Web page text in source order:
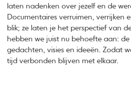
laten nadenken over jezelf en de
Documentaires verruimen, verrijken
blik; ze laten je het perspectief van
hebben we juist nu behoefte aan:
gedachten, visies en ideeën. Zodat
tijd verbonden blijven met elkaar.